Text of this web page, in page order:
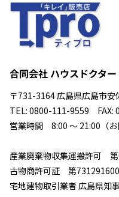
合同会社 ハウスドクター
〒731-3164 広島県広島市
TEL: 0800-111-9559 FAX:
営業時間 8:00 ～ 21:00（お
産業廃棄物収集運搬許可
古物商許可証 第
宅地建物取引業者 広島県知